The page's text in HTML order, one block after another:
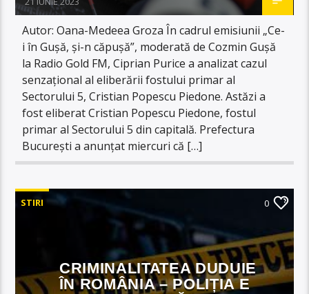
Autor: Oana-Medeea Groza În cadrul emisiunii „Ce-
i în Gușă, și-n căpușă”, moderată de Cozmin Gușă
la Radio Gold FM, Ciprian Purice a analizat cazul
senzațional al eliberării fostului primar al
Sectorului 5, Cristian Popescu Piedone. Astăzi a
fost eliberat Cristian Popescu Piedone, fostul
primar al Sectorului 5 din capitală. Prefectura
București a anunțat miercuri că […]
STIRI 0
CRIMINALITATEA DUDUIE
ÎN ROMÂNIA – POLIȚIA E